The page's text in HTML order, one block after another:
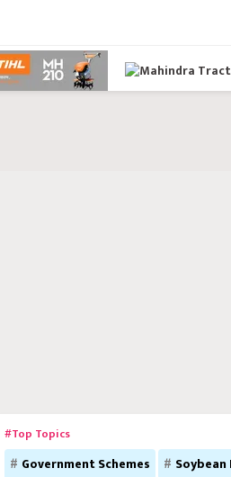
#Top Topics
Government Schemes
Soybean